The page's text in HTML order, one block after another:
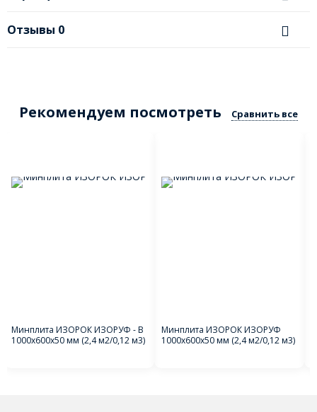
Отзывы 0
Рекомендуем посмотреть Сравнить все
Минплита ИЗОРОК ИЗОРУФ - В
1000х600х50 мм (2,4 м2/0,12 м3)
Минплита ИЗОРОК ИЗОРУФ
1000х600х50 мм (2,4 м2/0,12 м3)